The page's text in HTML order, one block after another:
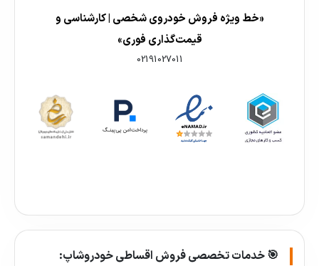
«خط ویژه فروش خودروی شخصی | کارشناسی و
قیمت‌گذاری فوری»
02191027011
🎯 خدمات تخصصی فروش اقساطی خودروشاپ: